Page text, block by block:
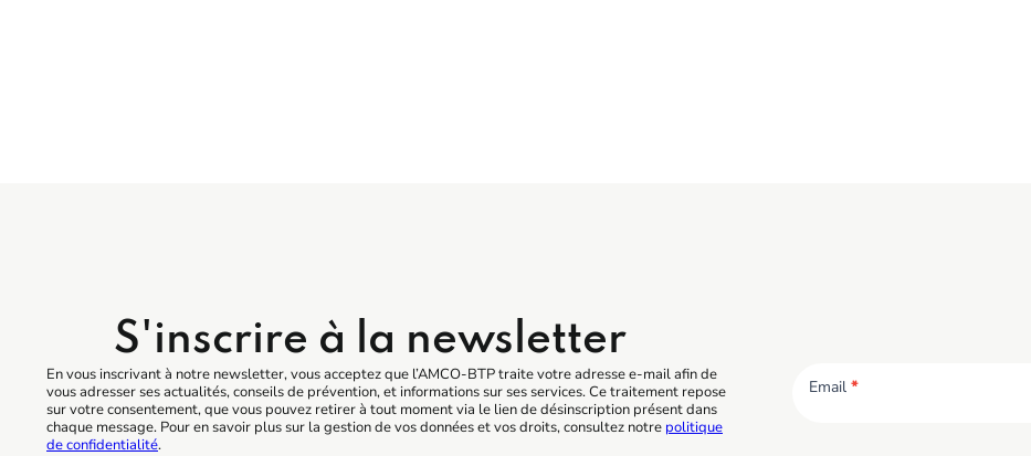
S'inscrire à la newsletter
En vous inscrivant à notre newsletter, vous acceptez que l’AMCO-BTP traite votre adresse e-mail afin de
vous adresser ses actualités, conseils de prévention, et informations sur ses services. Ce traitement repose
sur votre consentement, que vous pouvez retirer à tout moment via le lien de désinscription présent dans
chaque message. Pour en savoir plus sur la gestion de vos données et vos droits, consultez notre politique
de confidentialité.
Email *